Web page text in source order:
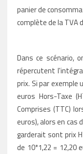
panier de
complète de la TVA
Dans ce scénario,
répercutent
prix. Si par
euros Hors-Taxe
Comprises (TTC)
euros), alors en cas
garderait sont prix
de 10*1,22 = 12,20